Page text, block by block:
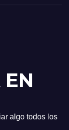
algo todos los